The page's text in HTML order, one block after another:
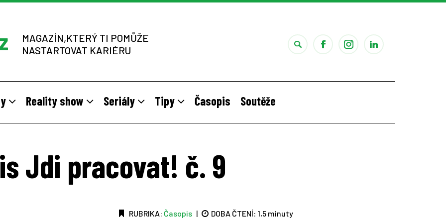
MAGAZÍN,KTERÝ TI POMŮŽE
NASTARTOVAT KARIÉRU
Reality show Seriály Tipy Časopis Soutěže
Jdi pracovat! č. 9
RUBRIKA: Časopis | DOBA ČTENÍ: 1,5 minuty